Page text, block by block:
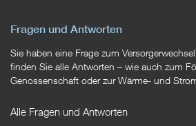
Fragen und Antworten
Sie haben eine Frage zum
finden Sie alle Antworten – wie auch zum
Genossenschaft oder zur Wärme- und
Alle Fragen und Antworten